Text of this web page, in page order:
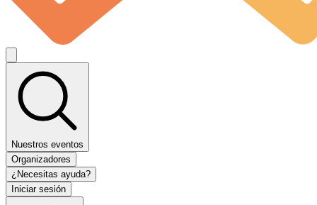
Nuestros eventos
Organizadores
¿Necesitas ayuda?
Iniciar sesión